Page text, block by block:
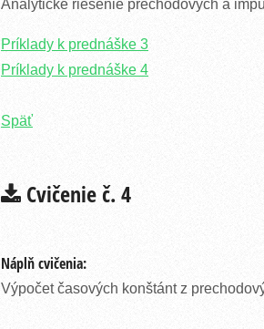
Analytické riešenie prechodových a
Príklady k prednáške 3
Príklady k prednáške 4
Späť
Cvičenie č. 4
Náplň cvičenia:
Výpočet časových konštánt z